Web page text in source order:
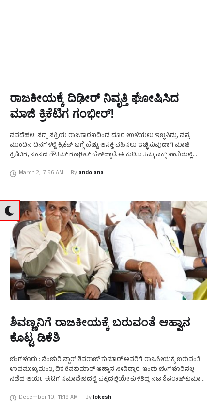
ರಾಜಕೀಯಕ್ಕೆ ದಿಢೀರ್‌ ನಿವೃತ್ತಿ ಘೋಷಿಸಿದ
ಮಾಜಿ ಕ್ರಿಕೆಟಿಗ ಗಂಭೀರ್‌!
ನವದೆಹಲಿ: ಸದ್ಯ ಸಕ್ರಿಯ ರಾಜಕಾರಣದಿಂದ ದೂರ ಉಳಿಯಲು ಇಚ್ಛಿಸಿದ್ದು, ನನ್ನ
ಮುಂದಿನ ದಿನಗಳಲ್ಲಿ ಕ್ರಿಕೆಟ್‌ ಬಗ್ಗೆ ಹೆಚ್ಚು ಆಸಕ್ತಿ ವಹಿಸಲು ಇಚ್ಛಿಸುವುದಾಗಿ ಮಾಜಿ
ಕ್ರಿಕೆಟಿಗ, ಸಂಸದ ಗೌತಮ್‌ ಗಂಭೀರ್‌ ಹೇಳಿದ್ದಾರೆ. ಈ ಕುರಿತು ತಮ್ಮ ಎಕ್ಸ್‌ ಖಾತೆಯಲ್ಲಿ
March 2, 7:56 AM By andolana
ಶಿವಣ್ಣನಿಗೆ ರಾಜಕೀಯಕ್ಕೆ ಬರುವಂತೆ ಆಹ್ವಾನ
ಕೊಟ್ಟ ಡಿಕೆಶಿ
ಬೆಂಗಳೂರು : ಸೆಂಚುರಿ ಸ್ಟಾರ್‌ ಶಿವರಾಜ್‌ ಕುಮಾರ್‌ ಅವರಿಗೆ ರಾಜಕೀಯಕ್ಕೆ ಬರುವಂತೆ
ಉಪಮುಖ್ಯಮಂತ್ರಿ ಡಿಕೆ ಶಿವಕುಮಾರ್‌ ಆಹ್ವಾನ ನೀಡಿದ್ದಾರೆ. ಇಂದು ಬೆಂಗಳೂರಿನಲ್ಲಿ
ನಡೆದ ಆರ್ಯ ಈಡಿಗ ಸಮಾವೇಶದಲ್ಲಿ ಪಕ್ಕದಲ್ಲಿಯೇ ಕುಳಿತಿದ್ದ ನಟ ಶಿವರಾಜ್‌ಕುಮಾರ್‌
December 10, 11:19 AM By lokesh